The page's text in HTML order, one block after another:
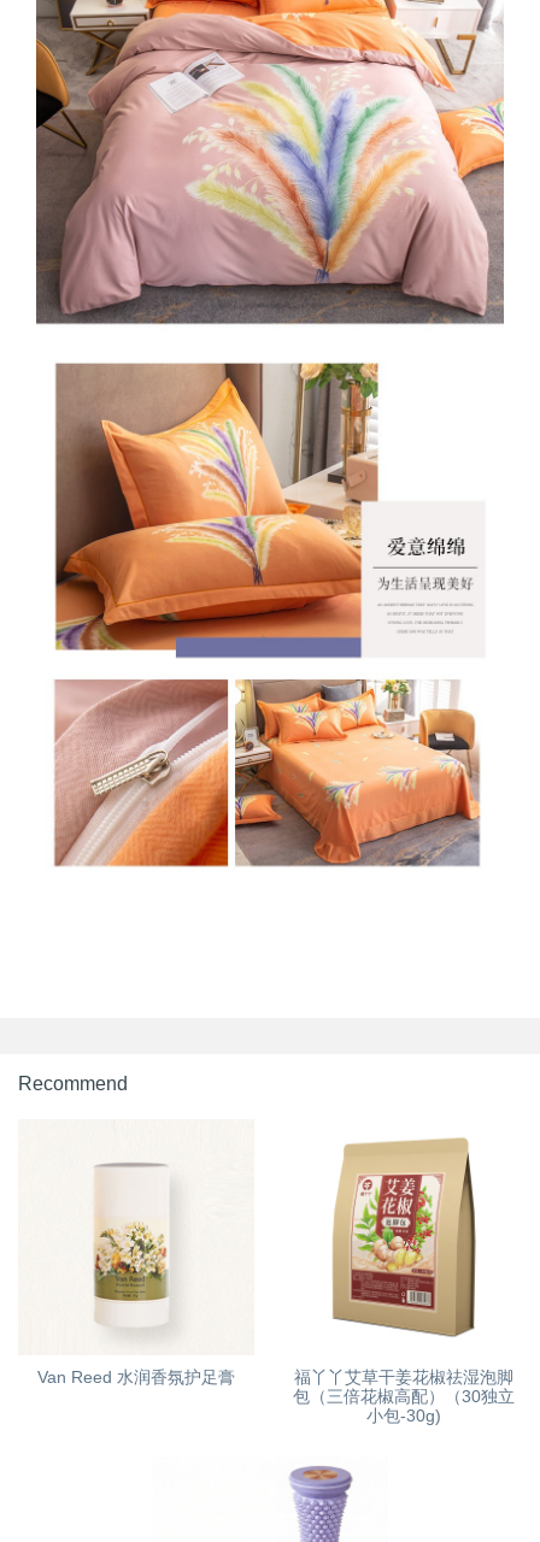
Recommend
Van Reed 水润香氛护足膏
福丫丫艾草干姜花椒祛湿泡脚
包（三倍花椒高配）（30独立
小包-30g)